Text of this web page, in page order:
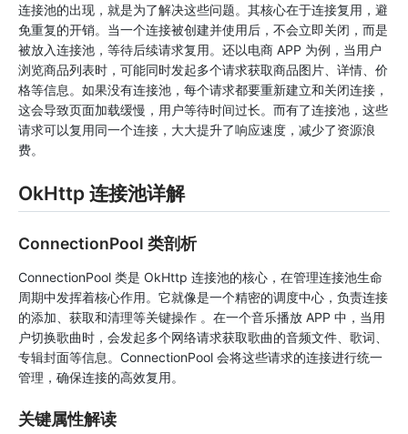
连接池的出现，就是为了解决这些问题。其核心在于连接复用，避
免重复的开销。当一个连接被创建并使用后，不会立即关闭，而是
被放入连接池，等待后续请求复用。还以电商 APP 为例，当用户
浏览商品列表时，可能同时发起多个请求获取商品图片、详情、价
格等信息。如果没有连接池，每个请求都要重新建立和关闭连接，
这会导致页面加载缓慢，用户等待时间过长。而有了连接池，这些
请求可以复用同一个连接，大大提升了响应速度，减少了资源浪
费。
OkHttp 连接池详解
ConnectionPool 类剖析
ConnectionPool 类是 OkHttp 连接池的核心，在管理连接池生命
周期中发挥着核心作用。它就像是一个精密的调度中心，负责连接
的添加、获取和清理等关键操作 。在一个音乐播放 APP 中，当用
户切换歌曲时，会发起多个网络请求获取歌曲的音频文件、歌词、
专辑封面等信息。ConnectionPool 会将这些请求的连接进行统一
管理，确保连接的高效复用。
关键属性解读